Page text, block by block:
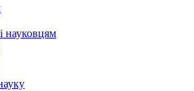
науковцям